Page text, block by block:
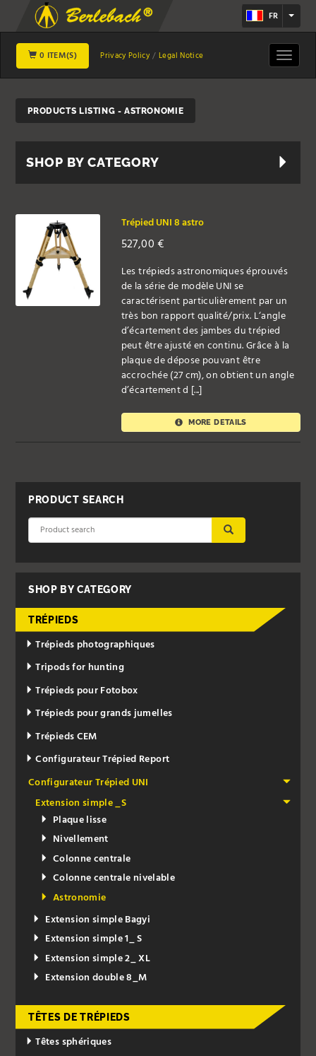
FR
0 ITEM(S) Privacy Policy Legal Notice
Toggle
PRODUCTS LISTING - ASTRONOMIE
SHOP BY CATEGORY
Trépied UNI 8 astro
527,00€
Les trépieds astronomiques éprouvés
de la série de modèle UNI se
caractérisent particulièrement par un
très bon rapport qualité/prix. L‘angle
d’écartement des jambes du trépied
peut être ajusté en continu. Grâce à la
plaque de dépose pouvant être
accrochée (27 cm), on obtient un angle
d’écartement d [...]
MORE DETAILS
PRODUCT SEARCH
SHOP BY CATEGORY
TRÉPIEDS
Trépieds photographiques
Tripods for hunting
Trépieds pour Fotobox
Trépieds pour grands jumelles
Trépieds CEM
Configurateur Trépied Report
Configurateur Trépied UNI
Extension simple _S
Plaque lisse
Nivellement
Colonne centrale
Colonne centrale nivelable
Astronomie
Extension simple Bagyi
Extension simple 1_ S
Extension simple 2_ XL
Extension double 8_M
TÊTES DE TRÉPIEDS
Têtes sphériques